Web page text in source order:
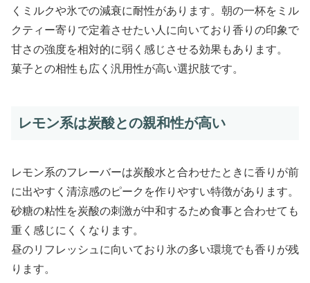
くミルクや氷での減衰に耐性があります。朝の一杯をミル
クティー寄りで定着させたい人に向いており香りの印象で
甘さの強度を相対的に弱く感じさせる効果もあります。
菓子との相性も広く汎用性が高い選択肢です。
レモン系は炭酸との親和性が高い
レモン系のフレーバーは炭酸水と合わせたときに香りが前
に出やすく清涼感のピークを作りやすい特徴があります。
砂糖の粘性を炭酸の刺激が中和するため食事と合わせても
重く感じにくくなります。
昼のリフレッシュに向いており氷の多い環境でも香りが残
ります。